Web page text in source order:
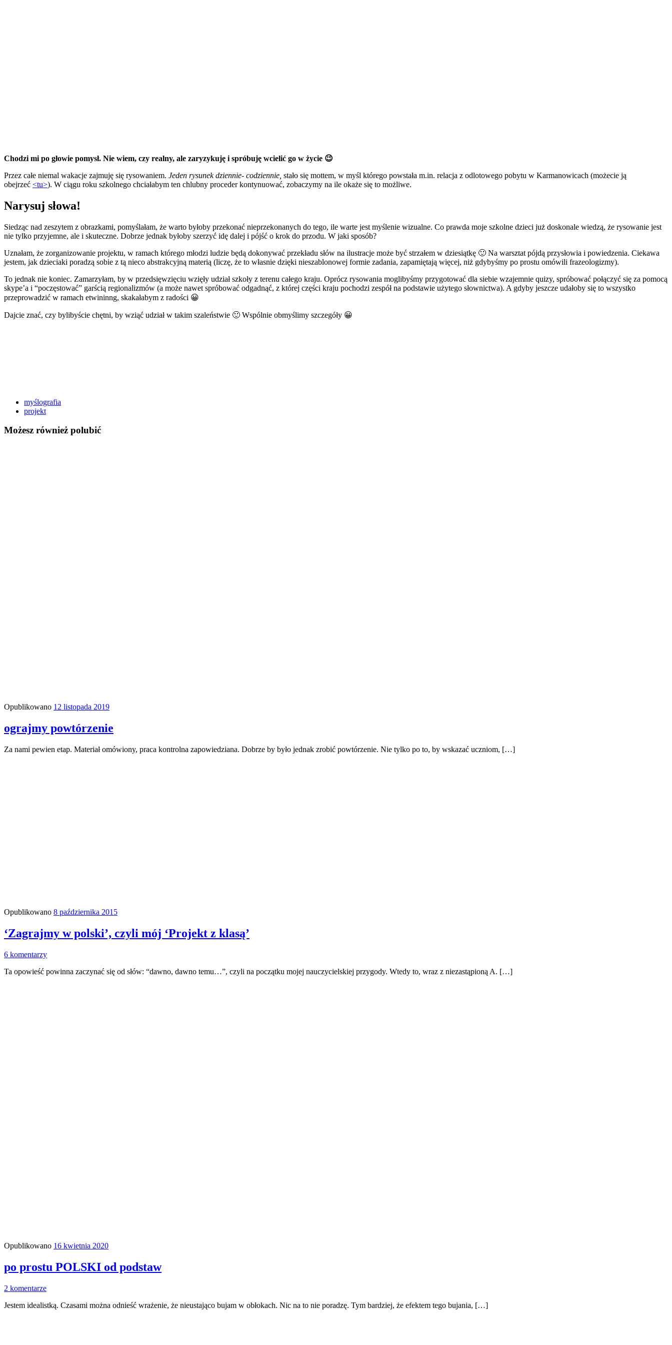
Chodzi mi po głowie pomysł. Nie wiem, czy realny, ale zaryzykuję i spróbuję wcielić go w życie 😉
Przez całe niemal wakacje zajmuję się rysowaniem. Jeden rysunek dziennie- codziennie, stało się mottem, w myśl którego powstała m.in. relacja z odlotowego pobytu w Karmanowicach (możecie ją
obejrzeć <tu>). W ciągu roku szkolnego chciałabym ten chlubny proceder kontynuować, zobaczymy na ile okaże się to możliwe.
Narysuj słowa!
Siedząc nad zeszytem z obrazkami, pomyślałam, że warto byłoby przekonać nieprzekonanych do tego, ile warte jest myślenie wizualne. Co prawda moje szkolne dzieci już doskonale wiedzą, że rysowanie jest
nie tylko przyjemne, ale i skuteczne. Dobrze jednak byłoby szerzyć idę dalej i pójść o krok do przodu. W jaki sposób?
Uznałam, że zorganizowanie projektu, w ramach którego młodzi ludzie będą dokonywać przekładu słów na ilustracje może być strzałem w dziesiątkę 🙂 Na warsztat pójdą przysłowia i powiedzenia. Ciekawa
jestem, jak dzieciaki poradzą sobie z tą nieco abstrakcyjną materią (liczę, że to własnie dzięki nieszablonowej formie zadania, zapamiętają więcej, niż gdybyśmy po prostu omówili frazeologizmy).
To jednak nie koniec. Zamarzyłam, by w przedsięwzięciu wzięły udział szkoły z terenu całego kraju. Oprócz rysowania moglibyśmy przygotować dla siebie wzajemnie quizy, spróbować połączyć się za pomocą
skype’a i “poczęstować” garścią regionalizmów (a może nawet spróbować odgadnąć, z której części kraju pochodzi zespół na podstawie użytego słownictwa). A gdyby jeszcze udałoby się to wszystko
przeprowadzić w ramach etwininng, skakałabym z radości 😀
Dajcie znać, czy bylibyście chętni, by wziąć udział w takim szaleństwie 🙂 Wspólnie obmyślimy szczegóły 😀
myślografia
projekt
Możesz również polubić
Opublikowano 12 listopada 2019
ograjmy powtórzenie
Za nami pewien etap. Materiał omówiony, praca kontrolna zapowiedziana. Dobrze by było jednak zrobić powtórzenie. Nie tylko po to, by wskazać uczniom, […]
Opublikowano 8 października 2015
‘Zagrajmy w polski’, czyli mój ‘Projekt z klasą’
6 komentarzy
Ta opowieść powinna zaczynać się od słów: “dawno, dawno temu…”, czyli na początku mojej nauczycielskiej przygody. Wtedy to, wraz z niezastąpioną A. […]
Opublikowano 16 kwietnia 2020
po prostu POLSKI od podstaw
2 komentarze
Jestem idealistką. Czasami można odnieść wrażenie, że nieustająco bujam w obłokach. Nic na to nie poradzę. Tym bardziej, że efektem tego bujania, […]